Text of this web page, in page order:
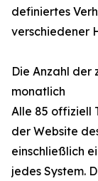
definiertes
verschiedener
Die Anzahl der
monatlich
Alle 85 offiziell
der Website
einschließlich
jedes System.